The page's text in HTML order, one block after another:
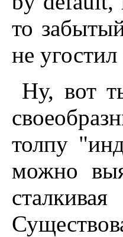
то
не
Hу, вот
толпу
можно